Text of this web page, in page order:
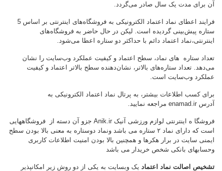
آن برای مدت یک سال صادر می‌گردد.
فرایند اعطای نماد اعتماد الکترونیکی به فروشگاه‌های اینترنتی بر اساس 5
ستاره پیش‌بینی گردیده است. لیکن در حال حاضر به فروشگاه‌های
اینترنتی،‌نماد اعتماد دائم با حد‌اکثر دو ستاره اعطا می‌شود.
تعداد ستاره های نماد، سطح اعتماد و کیفیت عملکرد و‌ب‌سایت را نشان
می‌دهد. تعداد ستاره‌های بالاتر، نشان‌دهنده سطح بالاتر اعتماد و کیفیت
عملکرد و‌ب‌سایت است.
برای کسب اطلاعات بیشتر، به پرتال نماد اعتماد الکترونیکی به
آدرس
مراجعه نمایید.
فروشگا ه اینترنتی لوازم ورزشی آنیک Anik.ir جزو آن دسته از فروشگاههایی
است که دارای نماد ۲ ستاره می باشد ونماد دوستاره به معنی بالا بودن سطح
ایمنی سایت در برار هکرها و همچنین بالا بودن امنیت اطلاعات کاربری
وحسابهای بانکی شخص خریدار می باشد
تشخیص اصالت نماد اعتماد یک وب­سایت به یکی از دو روش زیر امکانپذیر